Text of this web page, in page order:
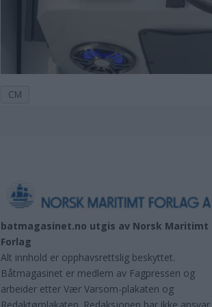
CM
batmagasinet.no utgis av Norsk Maritimt
Forlag
Alt innhold er opphavsrettslig beskyttet.
Båtmagasinet er medlem av Fagpressen og
arbeider etter Vær Varsom-plakaten og